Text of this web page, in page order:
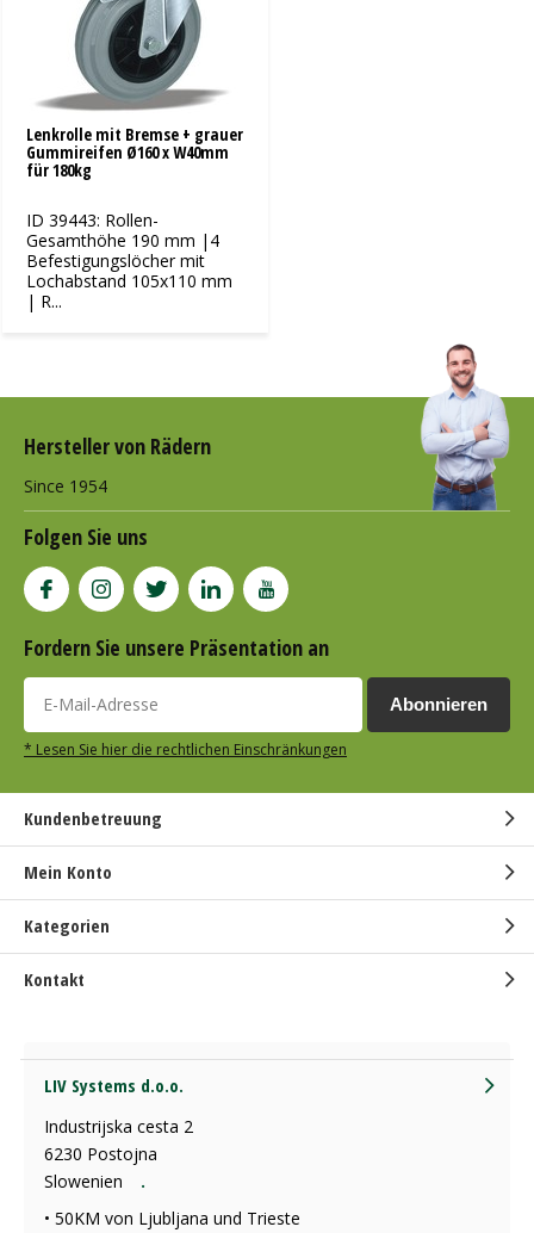
Lenkrolle mit Bremse + grauer
Gummireifen Ø160 x W40mm
für 180kg
ID 39443: Rollen-
Gesamthöhe 190 mm |4
Befestigungslöcher mit
Lochabstand 105x110 mm
| R...
Hersteller von Rädern
Since 1954
Folgen Sie uns
Fordern Sie unsere Präsentation an
Abonnieren
* Lesen Sie hier die rechtlichen Einschränkungen
Kundenbetreuung
Mein Konto
Kategorien
Kontakt
LIV Systems d.o.o.
Industrijska cesta 2
6230 Postojna
Slowenien
.
• 50KM von Ljubljana und Trieste